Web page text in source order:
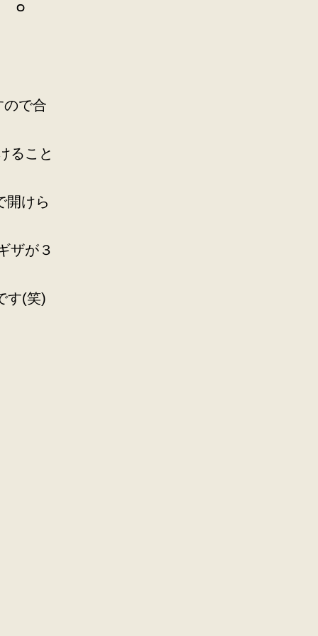
ので合
ること
開けら
ザが３
す(笑)